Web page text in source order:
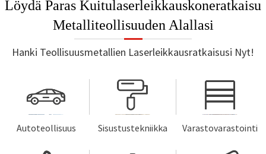
Löydä Paras Kuitulaserleikkauskoneratkaisu
Metalliteollisuuden Alallasi
Hanki Teollisuusmetallien Laserleikkausratkaisusi Nyt!
Autoteollisuus Sisustustekniikka Varastovarastointi